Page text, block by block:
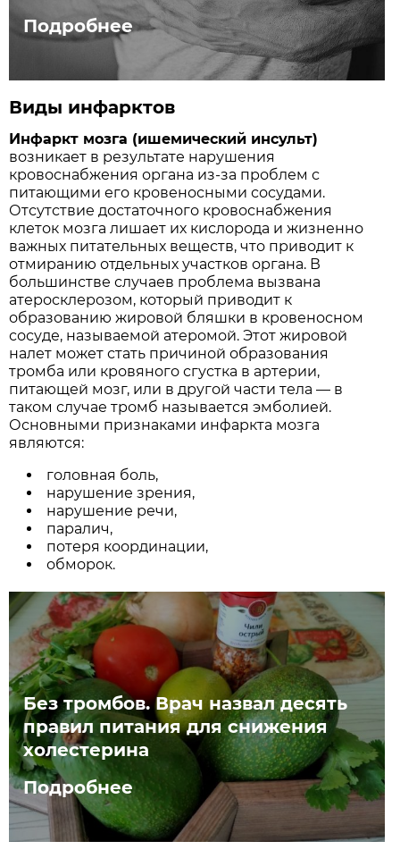
Подробнее
Виды инфарктов
Инфаркт мозга (ишемический инсульт)
возникает в результате нарушения
кровоснабжения органа из-за проблем с
питающими его кровеносными сосудами.
Отсутствие достаточного кровоснабжения
клеток мозга лишает их кислорода и жизненно
важных питательных веществ, что приводит к
отмиранию отдельных участков органа. В
большинстве случаев проблема вызвана
атеросклерозом, который приводит к
образованию жировой бляшки в кровеносном
сосуде, называемой атеромой. Этот жировой
налет может стать причиной образования
тромба или кровяного сгустка в артерии,
питающей мозг, или в другой части тела — в
таком случае тромб называется эмболией.
Основными признаками инфаркта мозга
являются:
головная боль,
нарушение зрения,
нарушение речи,
паралич,
потеря координации,
обморок.
Без тромбов. Врач назвал десять
правил питания для снижения
холестерина
Подробнее